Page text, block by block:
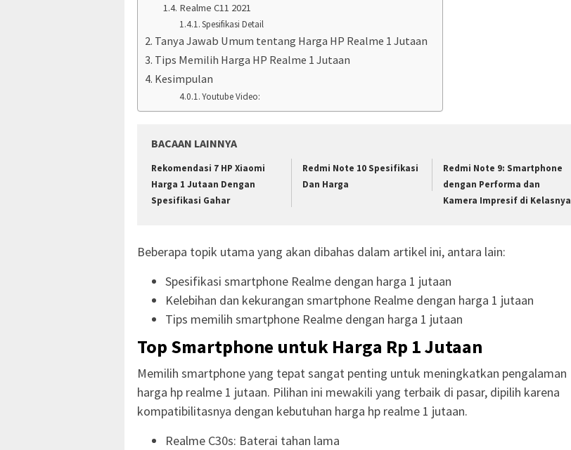
Realme C11 2021
Spesifikasi Detail
Tanya Jawab Umum tentang Harga HP Realme 1 Jutaan
Tips Memilih Harga HP Realme 1 Jutaan
Kesimpulan
Youtube Video:
BACAAN LAINNYA
Rekomendasi 7 HP Xiaomi
Harga 1 Jutaan Dengan
Spesifikasi Gahar
Redmi Note 10 Spesifikasi
Dan Harga
Redmi Note 9: Smartphone
dengan Performa dan
Kamera Impresif di Kelasnya
Beberapa topik utama yang akan dibahas dalam artikel ini, antara lain:
Spesifikasi smartphone Realme dengan harga 1 jutaan
Kelebihan dan kekurangan smartphone Realme dengan harga 1 jutaan
Tips memilih smartphone Realme dengan harga 1 jutaan
Top Smartphone untuk Harga Rp 1 Jutaan
Memilih smartphone yang tepat sangat penting untuk meningkatkan pengalaman
harga hp realme 1 jutaan. Pilihan ini mewakili yang terbaik di pasar, dipilih karena
kompatibilitasnya dengan kebutuhan harga hp realme 1 jutaan.
Realme C30s: Baterai tahan lama